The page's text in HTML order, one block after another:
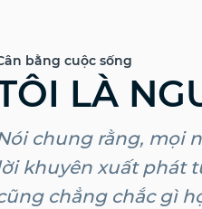
bằng cuộc sống
LÀ
chung rằng, mọi
khuyên xuất phát
chẳng chắc gì